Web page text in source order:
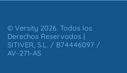
© Versity 2026. Todos los
Derechos Reservados |
SITIVER, S.L. / B74446097 /
AV-271-AS